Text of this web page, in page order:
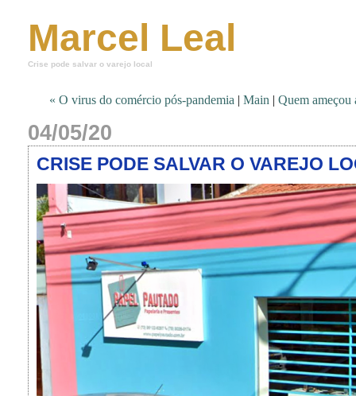
Marcel Leal
Crise pode salvar o varejo local
« O virus do comércio pós-pandemia | Main | Quem ameçou
04/05/20
CRISE PODE SALVAR O VAREJO